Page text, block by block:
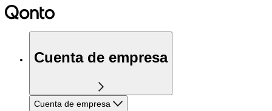
Cuenta de empresa
Cuenta de empresa